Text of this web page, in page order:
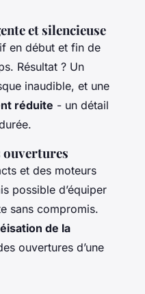
et silencieuse
en début et fin de
Résultat ? Un
inaudible, et une
réduite - un détail
ouvertures
et des moteurs
possible d’équiper
sans compromis.
de la
ouvertures d’une